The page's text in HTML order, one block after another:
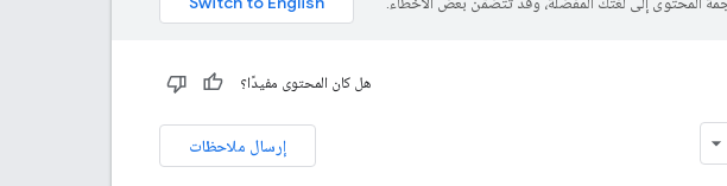
هل كان المحتوى مفيدًا؟
إرسال ملاحظات